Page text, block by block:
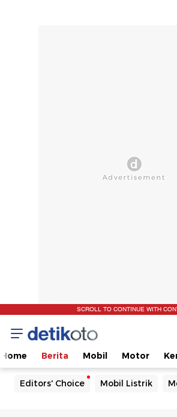
SCROLL TO CONTINUE WITH
Home Berita Mobil Motor
Editors' Choice Mobil Listrik